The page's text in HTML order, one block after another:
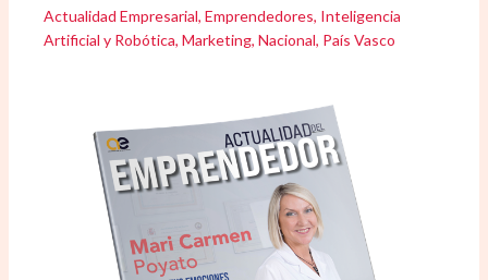
Actualidad Empresarial,Emprendedores, Inteligencia
Artificial y Robótica,Marketing,Nacional, País Vasco